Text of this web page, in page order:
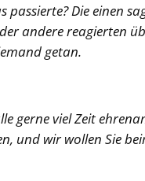
passierte? Die einen
andere reagierten
getan.
gerne viel Zeit
und wir wollen Sie